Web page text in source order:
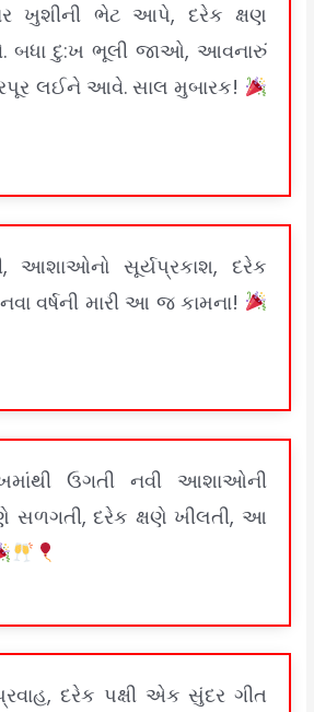
ખુશીની ભેટ આપે, દરેક ક્ષણ
બધા દુ:ખ ભૂલી જાઓ, આવનારું
લઈને આવે. સાલ મુબારક!
આશાઓનો સૂર્યપ્રકાશ, દરેક
વર્ષની મારી આ જ કામના!
ઉગતી નવી આશાઓની
સળગતી, દરેક ક્ષણે ખીલતી, આ
દરેક પક્ષી એક સુંદર ગીત